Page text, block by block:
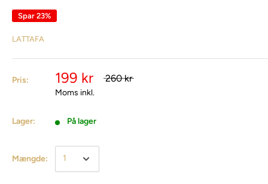
Spar 23%
LATTAFA
Pris: 199 kr 260 kr
Moms inkl.
Lager: På lager
Mængde: